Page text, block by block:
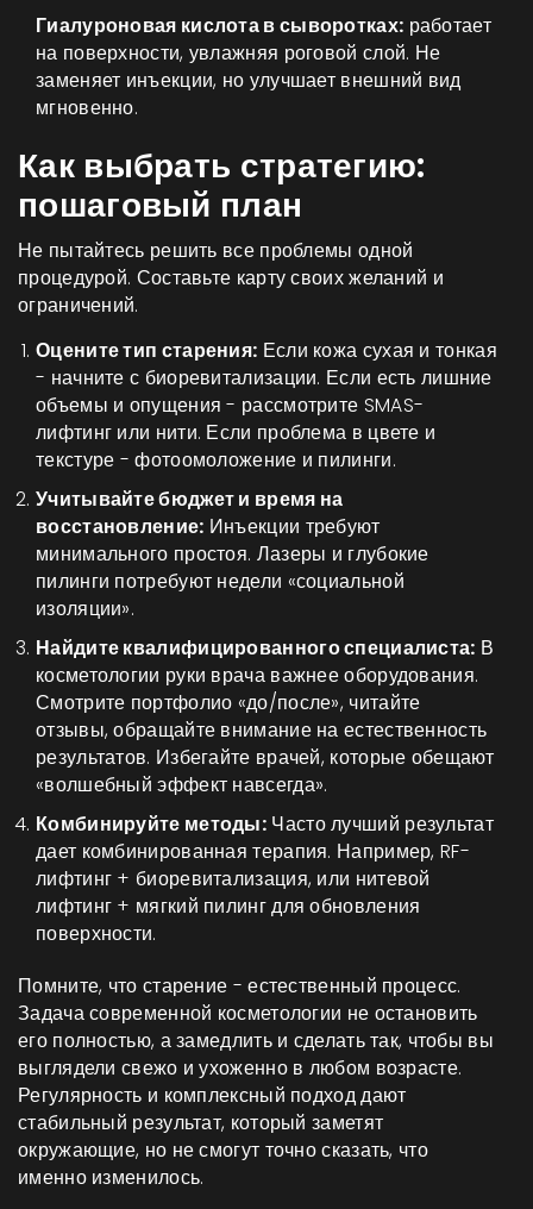
Гиалуроновая кислота в сыворотках: работает
на поверхности, увлажняя роговой слой. Не
заменяет инъекции, но улучшает внешний вид
мгновенно.
Как выбрать стратегию:
пошаговый план
Не пытайтесь решить все проблемы одной
процедурой. Составьте карту своих желаний и
ограничений.
Оцените тип старения: Если кожа сухая и тонкая
- начните с биоревитализации. Если есть лишние
объемы и опущения - рассмотрите SMAS-
лифтинг или нити. Если проблема в цвете и
текстуре - фотоомоложение и пилинги.
Учитывайте бюджет и время на
восстановление: Инъекции требуют
минимального простоя. Лазеры и глубокие
пилинги потребуют недели «социальной
изоляции».
Найдите квалифицированного специалиста: В
косметологии руки врача важнее оборудования.
Смотрите портфолио «до/после», читайте
отзывы, обращайте внимание на естественность
результатов. Избегайте врачей, которые обещают
«волшебный эффект навсегда».
Комбинируйте методы: Часто лучший результат
дает комбинированная терапия. Например, RF-
лифтинг + биоревитализация, или нитевой
лифтинг + мягкий пилинг для обновления
поверхности.
Помните, что старение - естественный процесс.
Задача современной косметологии не остановить
его полностью, а замедлить и сделать так, чтобы вы
выглядели свежо и ухоженно в любом возрасте.
Регулярность и комплексный подход дают
стабильный результат, который заметят
окружающие, но не смогут точно сказать, что
именно изменилось.